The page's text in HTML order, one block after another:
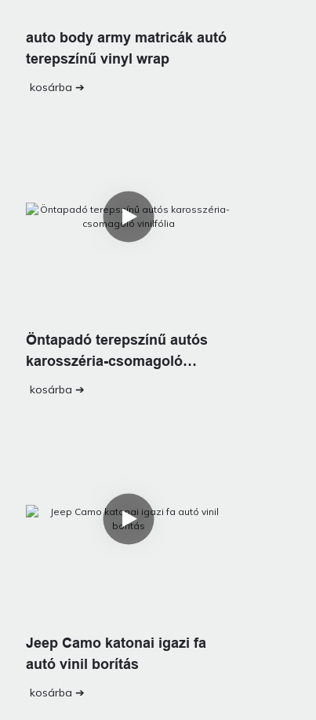
auto body army matricák autó
terepszínű vinyl wrap
kosárba ➔
Öntapadó terepszínű autós
karosszéria-csomagoló
vinilfólia
kosárba ➔
Jeep Camo katonai igazi fa
autó vinil borítás
kosárba ➔